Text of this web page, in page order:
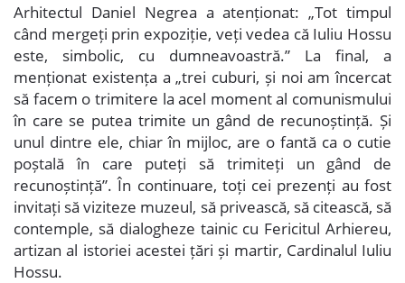
Arhitectul Daniel Negrea a atenționat: „Tot timpul
când mergeți prin expoziție, veți vedea că Iuliu Hossu
este, simbolic, cu dumneavoastră.” La final, a
menționat existența a „trei cuburi, și noi am încercat
să facem o trimitere la acel moment al comunismului
în care se putea trimite un gând de recunoștință. Și
unul dintre ele, chiar în mijloc, are o fantă ca o cutie
poștală în care puteți să trimiteți un gând de
recunoștință”. În continuare, toți cei prezenți au fost
invitați să viziteze muzeul, să privească, să citească, să
contemple, să dialogheze tainic cu Fericitul Arhiereu,
artizan al istoriei acestei țări și martir, Cardinalul Iuliu
Hossu.